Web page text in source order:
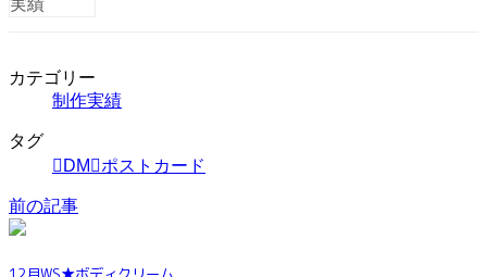
カテゴリー
制作実績
タグ
DM
ポストカード
前の記事